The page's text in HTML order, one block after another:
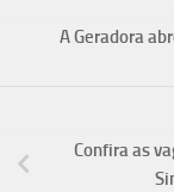
A Geradora
Confira as